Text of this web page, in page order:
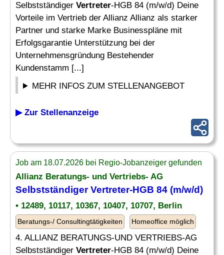
Selbstständiger Vertreter-HGB 84 (m/w/d) Deine
Vorteile im Vertrieb der Allianz Allianz als starker
Partner und starke Marke Businesspläne mit
Erfolgsgarantie Unterstützung bei der
Unternehmensgründung Bestehender
Kundenstamm [...]
MEHR INFOS ZUM STELLENANGEBOT
▶ Zur Stellenanzeige
Job am 18.07.2026 bei Regio-Jobanzeiger gefunden
Allianz Beratungs- und Vertriebs- AG
SelbstständigerVertreter-HGB 84 (m/w/d)
• 12489, 10117, 10367, 10407, 10707, Berlin
Beratungs-/ Consultingtätigkeiten Homeoffice möglich
4. ALLIANZ BERATUNGS-UND VERTRIEBS-AG
Selbstständiger Vertreter-HGB 84 (m/w/d) Deine